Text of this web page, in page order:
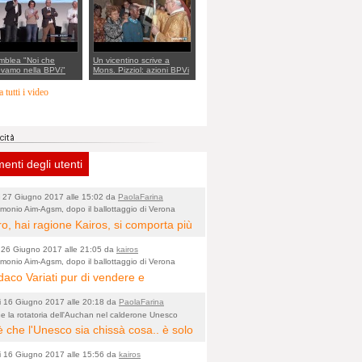
"Noi che
nella BPVi"
Un vicentino scrive a
Mons. Pizziol: azioni BPVi
di enti religiosi e "buchi"
tutti i video
degli utenti
27 Giugno 2017 alle 15:02 da PaolaFarina
Aim-Agsm, dopo il ballottaggio di Verona
corsa contro il tempo
hai ragione Kairos, si comporta più
Ha imparato dai "grandi
voluti in posizioni chiave a
Giugno 2017 alle 21:05 da kairos
Aim-Agsm, dopo il ballottaggio di Verona
corsa contro il tempo
Variati pur di vendere e
16 Giugno 2017 alle 20:18 da PaolaFarina
la rotatoria dell'Auchan nel calderone Unesco
che l'Unesco sia chissà cosa.. è solo
16 Giugno 2017 alle 15:56 da kairos